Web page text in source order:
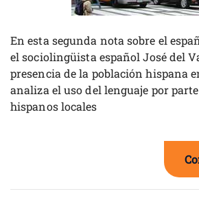
En esta segunda nota sobre el
el sociolingüista español José del
presencia de la población hispana
analiza el uso del lenguaje por
hispanos locales